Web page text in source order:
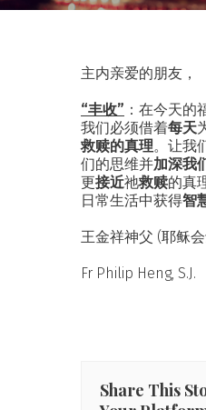
主内亲爱的朋友，
“丰收” ：在今天的
我们必须借着每天
救赎的真理。让我
们的思维并加深我
更接近祂救赎的真
日常生活中获得智
王金祥神父 (耶稣
Fr Philip Heng, S.J.
Share This